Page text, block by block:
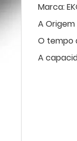
Marca:
A
O tempo
A